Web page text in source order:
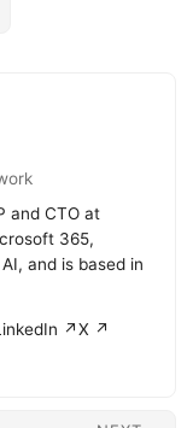
and CTO at
365,
and is based in
↗X ↗